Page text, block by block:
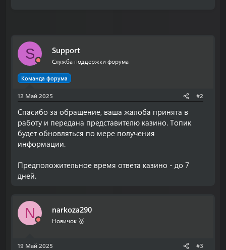
S Support
Служба поддержки форума
Команда форума
12 Май 2025 #2
Спасибо за обращение, ваша жалоба принята в
работу и передана представителю казино. Топик
будет обновляться по мере получения
информации.
Предположительное время ответа казино - до 7
дней.
N narkoza290
Новичок 🥇
19 Май 2025 #3